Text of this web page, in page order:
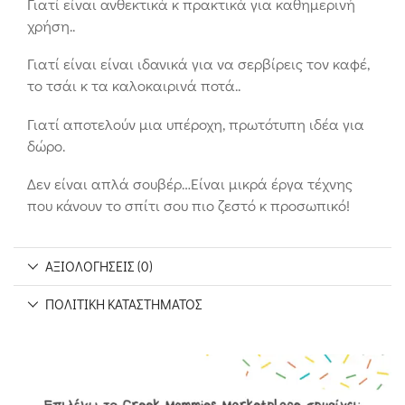
χρήση..
Γιατί είναι είναι ιδανικά για να σερβίρεις τον καφέ,
το τσάι κ τα καλοκαιρινά ποτά..
Γιατί αποτελούν μια υπέροχη, πρωτότυπη ιδέα για
δώρο.
Δεν είναι απλά σουβέρ…Είναι μικρά έργα τέχνης
που κάνουν το σπίτι σου πιο ζεστό κ προσωπικό!
ΑΞΙΟΛΟΓΉΣΕΙΣ (0)
ΠΟΛΙΤΙΚΉ ΚΑΤΑΣΤΉΜΑΤΟΣ